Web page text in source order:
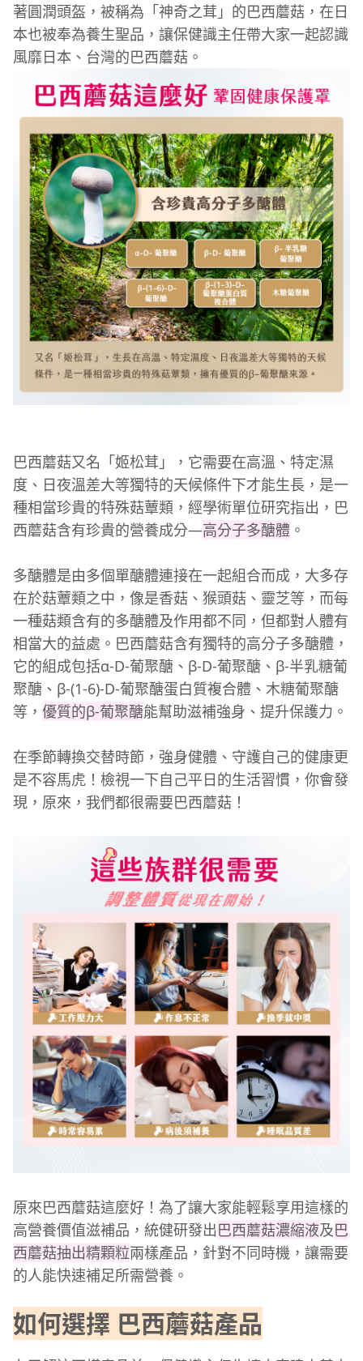
著圓潤頭盔，被稱為「神奇之茸」的巴西蘑菇，在日
本也被奉為養生聖品，讓保健識主任帶大家一起認識
風靡日本、台灣的巴西蘑菇。
巴西蘑菇又名「姬松茸」，它需要在高溫、特定濕
度、日夜溫差大等獨特的天候條件下才能生長，是一
種相當珍貴的特殊菇蕈類，經學術單位研究指出，巴
西蘑菇含有珍貴的營養成分—高分子多醣體 。
多醣體是由多個單醣體連接在一起組合而成，大多存
在於菇蕈類之中，像是香菇、猴頭菇、靈芝等，而每
一種菇類含有的多醣體及作用都不同，但都對人體有
相當大的益處。巴西蘑菇含有獨特的高分子多醣體，
它的組成包括α-D-葡聚醣、β-D-葡聚醣、β-半乳糖葡
聚醣、β-(1-6)-D-葡聚醣蛋白質複合體、木糖葡聚醣
等， 優質的β-葡聚醣能幫助滋補強身、提升保護力。
在季節轉換交替時節，強身健體、守護自己的健康更
是不容馬虎！檢視一下自己平日的生活習慣，你會發
現，原來，我們都很需要巴西蘑菇！
原來巴西蘑菇這麼好！為了讓大家能輕鬆享用這樣的
高營養價值滋補品，統健研發出巴西蘑菇濃縮液及巴
西蘑菇抽出精顆粒兩樣產品，針對不同時機，讓需要
的人能快速補足所需營養。
如何選擇 巴西蘑菇產品